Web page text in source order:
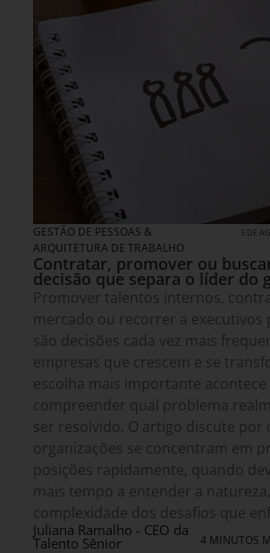
GESTÃO DE PESSOAS &
ARQUITETURA DE TRABALHO
5 DE
Contratar, promover ou
decisão que separa o líder do
Promover talentos internos,
mercado ou recorrer a executivos
são decisões cada vez mais
empresas que crescem e se
escolha mais importante acontece
compreender qual problema
ser resolvido. O artigo discute por
organizações se concentram em
posições rapidamente, quando
mais tempo a entender a
complexidade dos desafios que
Juliana Ramalho - CEO da
Talento Sênior 4 MINUTOS